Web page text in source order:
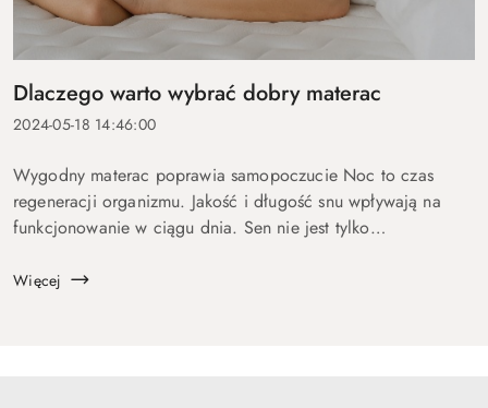
Dlaczego warto wybrać dobry materac
2024-05-18 14:46:00
Wygodny materac poprawia samopoczucie Noc to czas
regeneracji organizmu. Jakość i długość snu wpływają na
funkcjonowanie w ciągu dnia. Sen nie jest tylko
psychicznej. Podczas snu organizm odbu...
Więcej